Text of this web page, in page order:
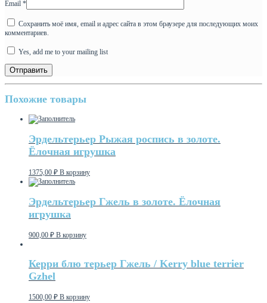
Email *
Сохранить моё имя, email и адрес сайта в этом браузере для последующих моих
комментариев.
Yes, add me to your mailing list
Похожие товары
Эрдельтерьер Рыжая роспись в золоте.
Ёлочная игрушка
1375,00 ₽ В корзину
Эрдельтерьер Гжель в золоте. Ёлочная
игрушка
900,00 ₽ В корзину
Керри блю терьер Гжель / Kerry blue terrier
Gzhel
1500,00 ₽ В корзину